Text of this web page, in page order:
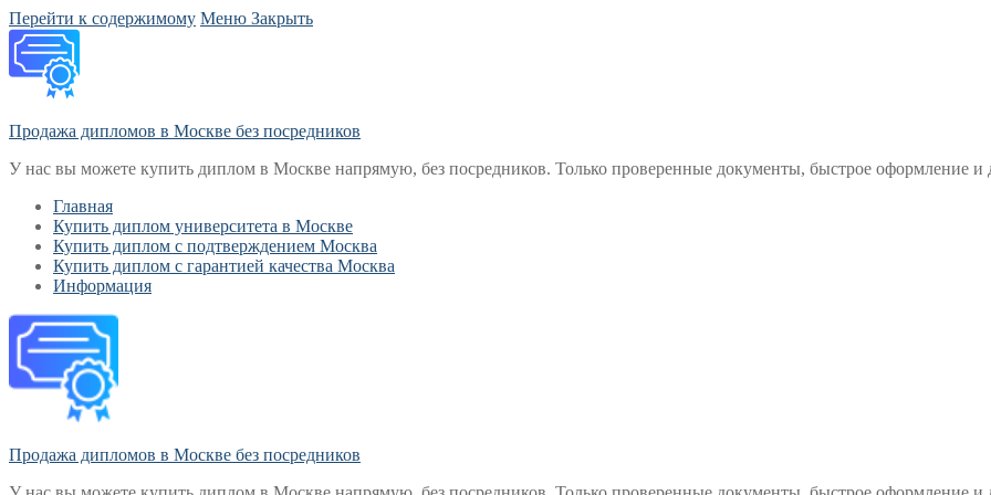
Перейти к содержимому Меню Закрыть
Продажа дипломов в Москве без посредников
У нас вы можете купить диплом в Москве напрямую, без посредников. Только проверенные документы, быстрое оформление и
Главная
Купить диплом университета в Москве
Купить диплом с подтверждением Москва
Купить диплом с гарантией качества Москва
Информация
Продажа дипломов в Москве без посредников